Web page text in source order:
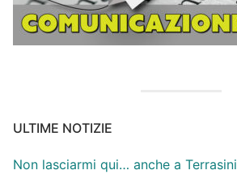
ULTIME NOTIZIE
Non lasciarmi qui… anche a Terrasini